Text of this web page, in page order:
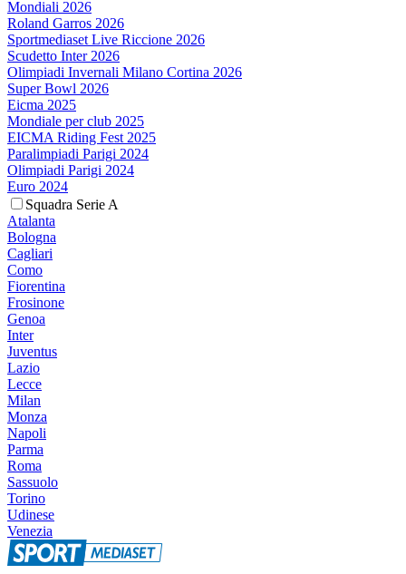
Mondiali 2026
Roland Garros 2026
Sportmediaset Live Riccione 2026
Scudetto Inter 2026
Olimpiadi Invernali Milano Cortina 2026
Super Bowl 2026
Eicma 2025
Mondiale per club 2025
EICMA Riding Fest 2025
Paralimpiadi Parigi 2024
Olimpiadi Parigi 2024
Euro 2024
Squadra Serie A
Atalanta
Bologna
Cagliari
Como
Fiorentina
Frosinone
Genoa
Inter
Juventus
Lazio
Lecce
Milan
Monza
Napoli
Parma
Roma
Sassuolo
Torino
Udinese
Venezia